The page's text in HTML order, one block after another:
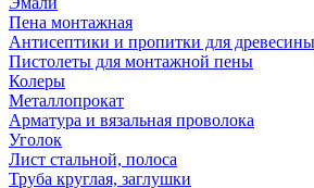
Пена монтажная
Антисептики и пропитки для древесины
Пистолеты для монтажной пены
Колеры
Металлопрокат
Арматура и вязальная проволока
Уголок
Лист стальной, полоса
Труба круглая, заглушки